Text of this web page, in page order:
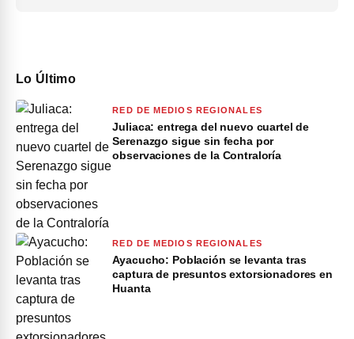
Lo Último
RED DE MEDIOS REGIONALES
Juliaca: entrega del nuevo cuartel de
Serenazgo sigue sin fecha por
observaciones de la Contraloría
RED DE MEDIOS REGIONALES
Ayacucho: Población se levanta tras
captura de presuntos extorsionadores en
Huanta